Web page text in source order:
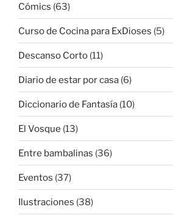
Cómics (63)
Curso de Cocina para ExDioses (5)
Descanso Corto (11)
Diario de estar por casa (6)
Diccionario de Fantasía (10)
El Vosque (13)
Entre bambalinas (36)
Eventos (37)
Ilustraciones (38)